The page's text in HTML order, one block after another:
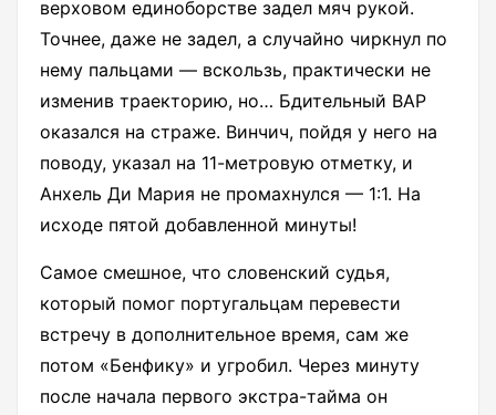
верховом единоборстве задел мяч рукой.
Точнее, даже не задел, а случайно чиркнул по
нему пальцами — вскользь, практически не
изменив траекторию, но… Бдительный ВАР
оказался на страже. Винчич, пойдя у него на
поводу, указал на 11-метровую отметку, и
Анхель Ди Мария не промахнулся — 1:1. На
исходе пятой добавленной минуты!
Самое смешное, что словенский судья,
который помог португальцам перевести
встречу в дополнительное время, сам же
потом «Бенфику» и угробил. Через минуту
после начала первого экстра-тайма он